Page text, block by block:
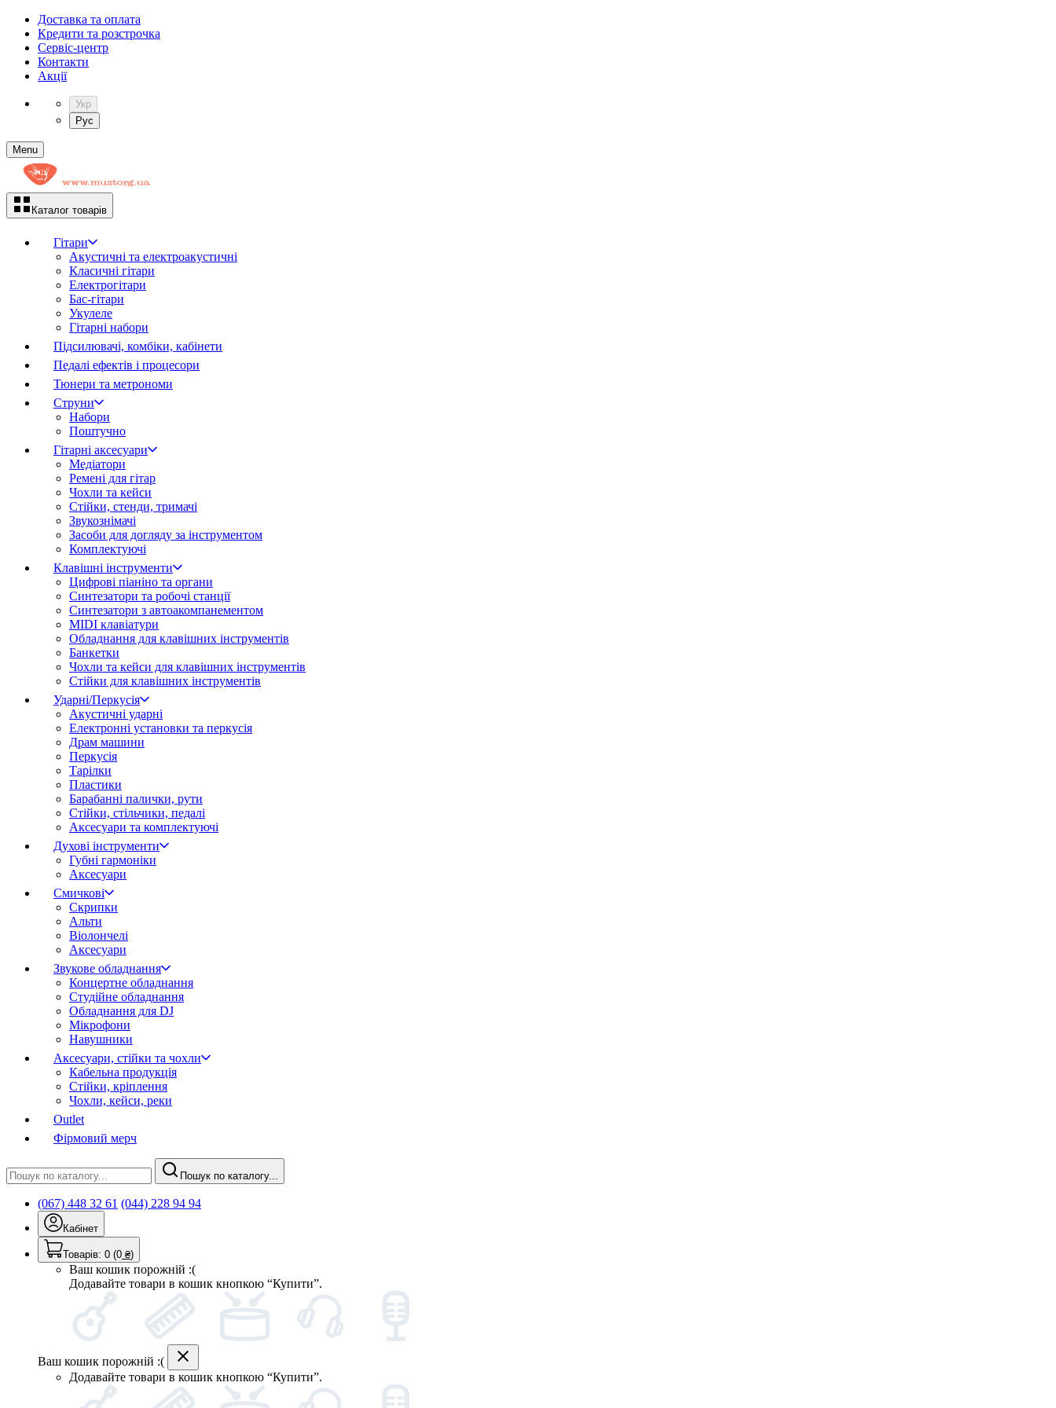
Доставка та оплата
Кредити та розстрочка
Сервіc-центр
Контакти
Акції
Укр
Рус
Menu
Каталог товарів
Гітари
Акустичні та електроакустичні
Класичні гітари
Електрогітари
Бас-гітари
Укулеле
Гітарні набори
Підсилювачі, комбіки, кабінети
Педалі ефектів і процесори
Тюнери та метрономи
Струни
Набори
Поштучно
Гітарні аксесуари
Медіатори
Ремені для гітар
Чохли та кейси
Стійки, стенди, тримачі
Звукознімачі
Засоби для догляду за інструментом
Комплектуючі
Клавішні інструменти
Цифрові піаніно та органи
Синтезатори та робочі станції
Синтезатори з автоакомпанементом
MIDI клавіатури
Обладнання для клавішних інструментів
Банкетки
Чохли та кейси для клавішних інструментів
Стійки для клавішних інструментів
Ударні/Перкусія
Акустичні ударні
Електронні установки та перкусія
Драм машини
Перкусія
Тарілки
Пластики
Барабанні палички, рути
Стійки, стільчики, педалі
Аксесуари та комплектуючі
Духові інструменти
Губні гармоніки
Аксесуари
Смичкові
Скрипки
Альти
Віолончелі
Аксесуари
Звукове обладнання
Концертне обладнання
Студійне обладнання
Обладнання для DJ
Мікрофони
Навушники
Аксесуари, стійки та чохли
Кабельна продукція
Стійки, кріплення
Чохли, кейси, реки
Outlet
Фірмовий мерч
Пошук по каталогу...
(067) 448 32 61 (044) 228 94 94
Кабінет
Товарів: 0 (0 ₴)
Ваш кошик порожній :(
Додавайте товари в кошик кнопкою “Купити”.
Ваш кошик порожній :(
Додавайте товари в кошик кнопкою “Купити”.